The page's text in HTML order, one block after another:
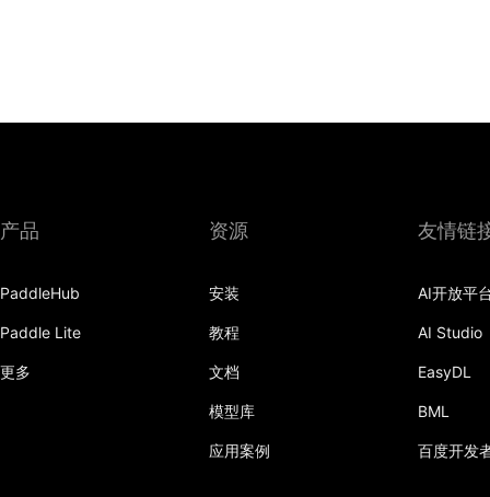
产品
PaddleHub
Paddle Lite
更多
资源
安装
教程
文档
模型库
应用案例
友情链
AI开放平
AI Studio
EasyDL
BML
百度开发